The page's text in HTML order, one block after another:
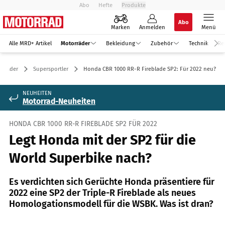
Abo Hefte Produkte
Marken Anmelden
Abo
Menü
Alle MRD+ Artikel Motorräder Bekleidung Zubehör Technik
Supersportler Honda CBR 1000 RR-R Fireblade SP2: Für 2022 neu?
NEUHEITEN
Motorrad-Neuheiten
HONDA CBR 1000 RR-R FIREBLADE SP2 FÜR 2022
Legt Honda mit der SP2 für die
World Superbike nach?
Es verdichten sich Gerüchte Honda präsentiere für
2022 eine SP2 der Triple-R Fireblade als neues
Homologationsmodell für die WSBK. Was ist dran?